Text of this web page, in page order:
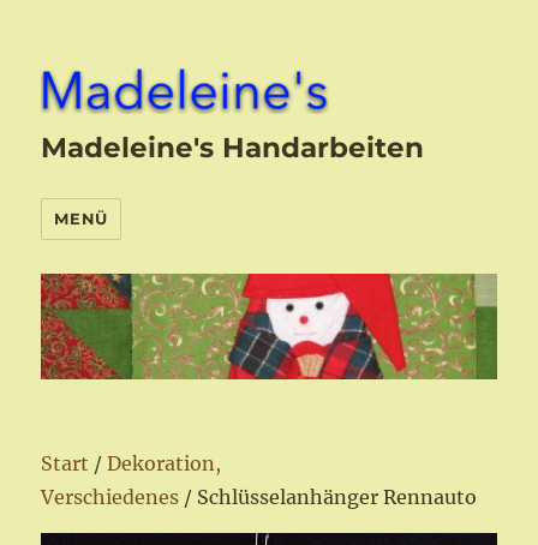
Madeleine's Handarbeiten
MENÜ
Start /Dekoration,
Verschiedenes / Schlüsselanhänger Rennauto